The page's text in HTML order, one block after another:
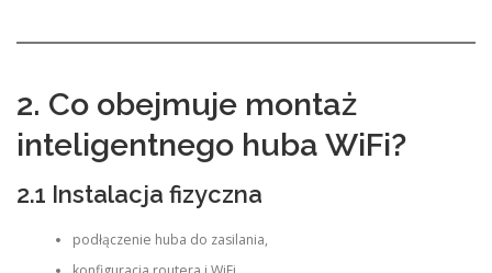
2. Co obejmuje montaż
inteligentnego huba WiFi?
2.1 Instalacja fizyczna
podłączenie huba do zasilania,